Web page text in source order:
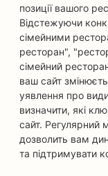
позиції вашого
Відстежуючи
сімейними
ресторан",
сімейний
ваш сайт
уявлення про
визначити, які
сайт. Регулярний
дозволить вам
та підтримувати